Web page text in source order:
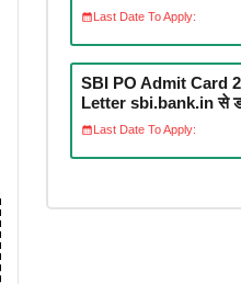
Last Date To Apply:
SBI PO Admit Card
Letter sbi.bank.in से
Last Date To Apply: